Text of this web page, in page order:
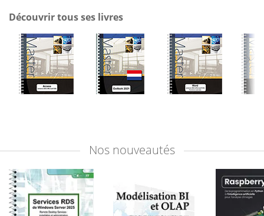
Découvrir tous ses livres
Nos nouveautés